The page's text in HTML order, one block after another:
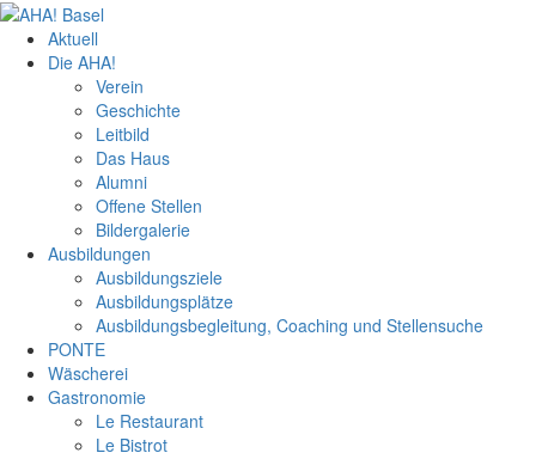
Aktuell
Die AHA!
Verein
Geschichte
Leitbild
Das Haus
Alumni
Offene Stellen
Bildergalerie
Ausbildungen
Ausbildungsziele
Ausbildungsplätze
Ausbildungsbegleitung, Coaching und Stellensuche
PONTE
Wäscherei
Gastronomie
Le Restaurant
Le Bistrot